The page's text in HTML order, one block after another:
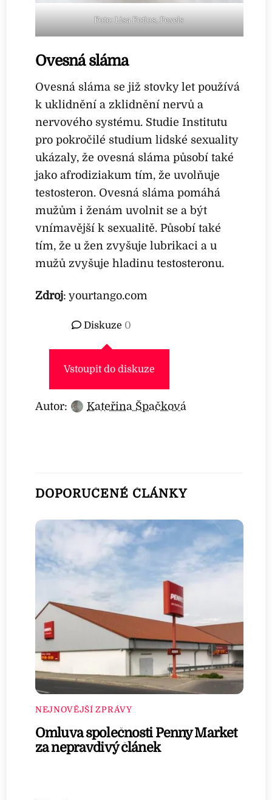
Foto: Lisa Fotios, Pexels
Ovesná sláma
Ovesná sláma se již stovky let používá
k uklidnění a zklidnění nervů a
nervového systému. Studie Institutu
pro pokročilé studium lidské sexuality
ukázaly, že ovesná sláma působí také
jako afrodiziakum tím, že uvolňuje
testosteron. Ovesná sláma pomáhá
mužům i ženám uvolnit se a být
vnímavější k sexualitě. Působí také
tím, že u žen zvyšuje lubrikaci a u
mužů zvyšuje hladinu testosteronu.
Zdroj: yourtango.com
Diskuze 0
Vstoupit do diskuze
Autor: Kateřina Špačková
DOPORUČENÉ ČLÁNKY
NEJNOVĚJŠÍ ZPRÁVY
Omluva společnosti Penny Market
za nepravdivý článek